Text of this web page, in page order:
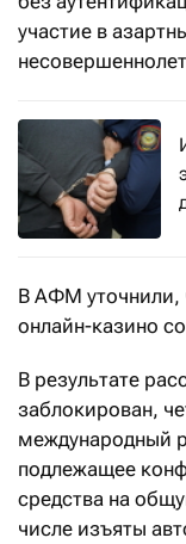
участие в
В АФМ уточнили,
онлайн-казино
В результате
заблокирован,
международный
подлежащее
средства на
числе изъяты